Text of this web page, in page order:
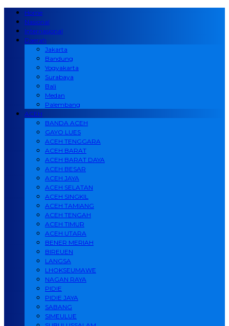
Home
Nasional
Internasional
Daerah
Jakarta
Bandung
Yogyakarta
Surabaya
Bali
Medan
Palembang
ACEH
BANDA ACEH
GAYO LUES
ACEH TENGGARA
ACEH BARAT
ACEH BARAT DAYA
ACEH BESAR
ACEH JAYA
ACEH SELATAN
ACEH SINGKIL
ACEH TAMIANG
ACEH TENGAH
ACEH TIMUR
ACEH UTARA
BENER MERIAH
BIREUEN
LANGSA
LHOKSEUMAWE
NAGAN RAYA
PIDIE
PIDIE JAYA
SABANG
SIMEULUE